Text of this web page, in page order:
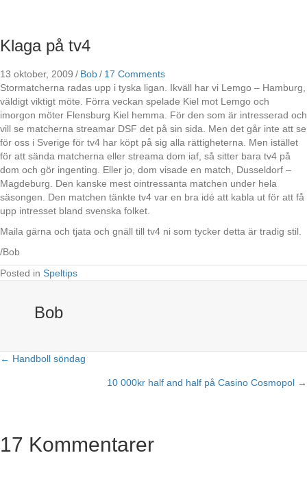
Klaga på tv4
13 oktober, 2009 / Bob/ 17 Comments
Stormatcherna radas upp i tyska ligan. Ikväll har vi Lemgo – Hamburg,
väldigt viktigt möte. Förra veckan spelade Kiel mot Lemgo och
imorgon möter Flensburg Kiel hemma. För den som är intresserad och
vill se matcherna streamar DSF det på sin sida. Men det går inte att se
för oss i Sverige för tv4 har köpt på sig alla rättigheterna. Men istället
för att sända matcherna eller streama dom iaf, så sitter bara tv4 på
dom och gör ingenting. Eller jo, dom visade en match, Dusseldorf –
Magdeburg. Den kanske mest ointressanta matchen under hela
säsongen. Den matchen tänkte tv4 var en bra idé att kabla ut för att få
upp intresset bland svenska folket.
Maila gärna och tjata och gnäll till tv4 ni som tycker detta är tradig stil.
/Bob
Posted in Speltips
Bob
Posts
← Handboll söndag
10 000kr half and half på Casino Cosmopol →
17 Kommentarer